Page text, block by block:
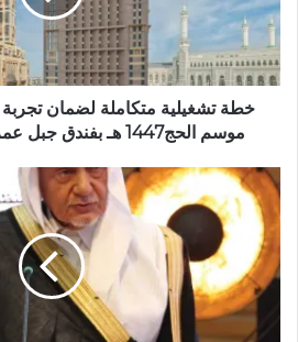
ب
خطة تشغيلية متكاملة لضمان تجربة
موسم الحج1447 هـ بفندق جبل عمر حياة ريجنسي مكة